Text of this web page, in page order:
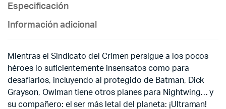
Especificación
Información adicional
Mientras el Sindicato del Crimen persigue a los pocos
héroes lo suficientemente insensatos como para
desafiarlos, incluyendo al protegido de Batman, Dick
Grayson, Owlman tiene otros planes para Nightwing… y
su compañero: el ser más letal del planeta: ¡Ultraman!